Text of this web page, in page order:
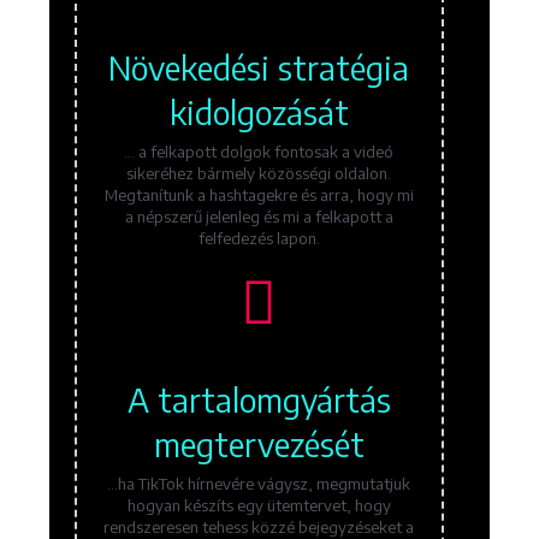
Növekedési stratégia
kidolgozását
... a felkapott dolgok fontosak a videó
sikeréhez bármely közösségi oldalon.
Megtanítunk a hashtagekre és arra, hogy mi
a népszerű jelenleg és mi a felkapott a
felfedezés lapon.
A tartalomgyártás
megtervezését
...ha TikTok hírnevére vágysz, megmutatjuk
hogyan készíts egy ütemtervet, hogy
rendszeresen tehess közzé bejegyzéseket a